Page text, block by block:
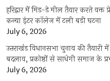
हरिद्वार में मिड-डे मील तैयार करते
कन्या इंटर कॉलेज में टली बड़ी घटना
July 6, 2026
उत्तराखंंड विधानसभा चुनाव की तैयारी
बदलाव, प्रकोष्ठों से साधेगी समाज के
July 6, 2026